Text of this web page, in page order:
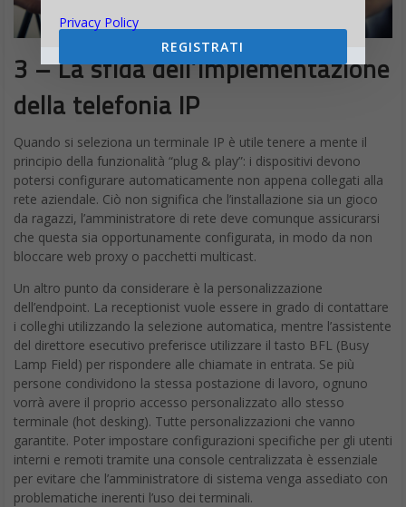
3 – La sfida dell’implementazione
della telefonia IP
Quando si seleziona un terminale IP è utile tenere a mente il
principio della funzionalità “plug & play”: i dispositivi devono
potersi configurare automaticamente non appena collegati alla
rete aziendale. Ciò non significa che l’installazione sia un gioco
da ragazzi, l’amministratore di rete deve comunque assicurarsi
che questa sia opportunamente configurata, in modo da non
bloccare web proxy o pacchetti multicast.
Un altro punto da considerare è la personalizzazione
dell’endpoint. La receptionist vuole essere in grado di contattare
i colleghi utilizzando la selezione automatica, mentre l’assistente
del direttore esecutivo preferisce utilizzare il tasto BFL (Busy
Lamp Field) per rispondere alle chiamate in entrata. Se più
persone condividono la stessa postazione di lavoro, ognuno
vorrà avere il proprio accesso personalizzato allo stesso
terminale (hot desking). Tutte personalizzazioni che vanno
garantite. Poter impostare configurazioni specifiche per gli utenti
interni e remoti tramite una console centralizzata è essenziale
per evitare che l’amministratore di sistema venga assediato con
problematiche inerenti l’uso dei terminali.
Privacy Policy
REGISTRATI